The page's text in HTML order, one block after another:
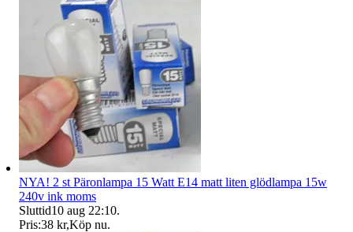
NYA! 2 st Päronlampa 15 Watt E14 matt liten glödlampa 15w
240v ink moms
Sluttid10 aug 22:10.
Pris:38 kr,Köp nu.